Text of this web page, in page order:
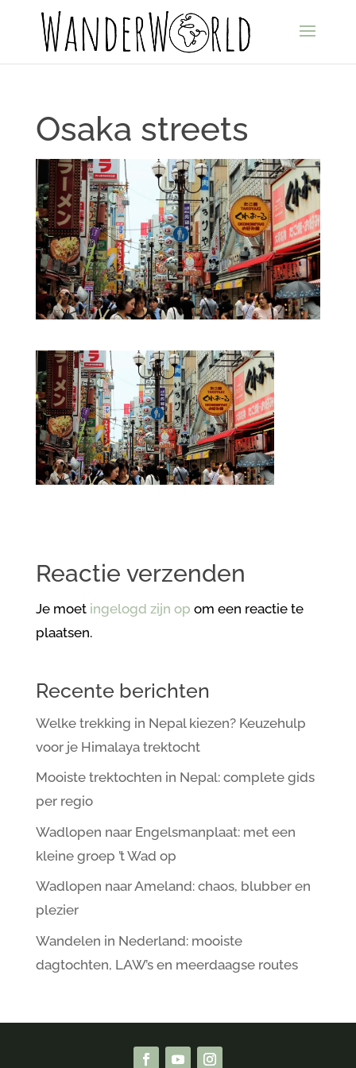
Osaka streets
Reactie verzenden
Je moet ingelogd zijn op om een reactie te
plaatsen.
Recente berichten
Welke trekking in Nepal kiezen? Keuzehulp
voor je Himalaya trektocht
Mooiste trektochten in Nepal: complete gids
per regio
Wadlopen naar Engelsmanplaat: met een
kleine groep ’t Wad op
Wadlopen naar Ameland: chaos, blubber en
plezier
Wandelen in Nederland: mooiste
dagtochten, LAW’s en meerdaagse routes